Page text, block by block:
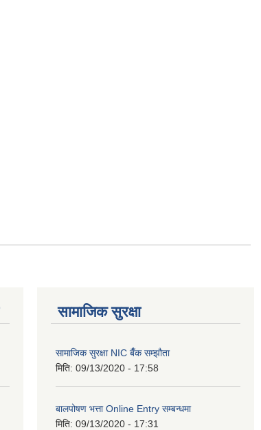
सामाजिक सुरक्षा
सामाजिक सुरक्षा NIC बैँक सम्झौता
मिति: 09/13/2020 - 17:58
बालपोषण भत्ता Online Entry सम्बन्धमा
मिति: 09/13/2020 - 17:31